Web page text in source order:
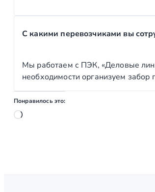
С какими перевозчиками вы
Мы работаем с ПЭК, «Деловые
необходимости организуем забор
Понравилось это:
Загрузка…